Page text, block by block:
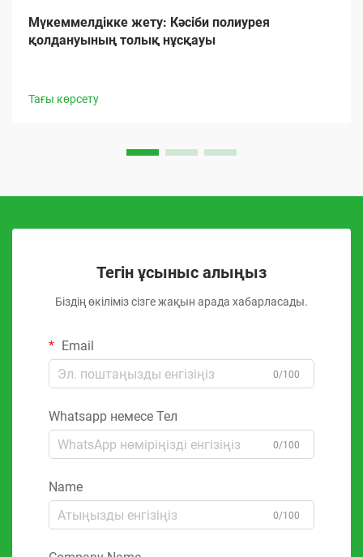
Мүкеммелдікке жету: Кәсіби полиурея
қолдануының толық нұсқауы
Тағы көрсету
Тегін ұсыныс алыңыз
Біздің өкіліміз сізге жақын арада хабарласады.
Email
0/100
Whatsapp немесе Тел
0/100
Name
0/100